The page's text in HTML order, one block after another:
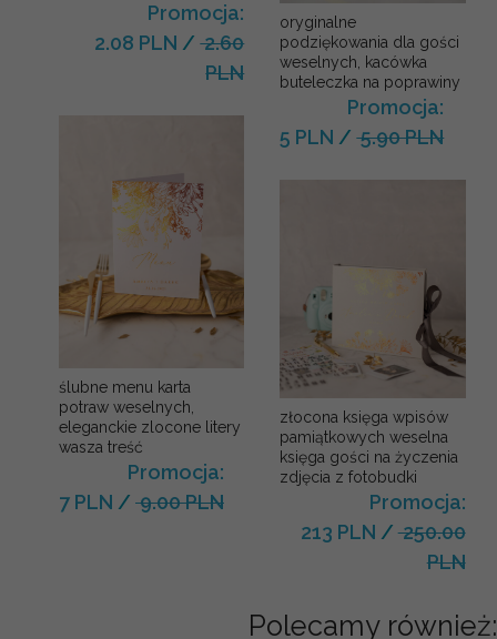
Promocja:
2.08 PLN /2.60
PLN
ślubne menu karta
potraw weselnych,
eleganckie zlocone litery
wasza treść
Promocja:
7 PLN / 9.00 PLN
oryginalne
podziękowania dla gości
weselnych, kacówka
buteleczka na poprawiny
Promocja:
5 PLN /5.90 PLN
złocona księga wpisów
pamiątkowych weselna
księga gości na życzenia
zdjęcia z fotobudki
Promocja:
213 PLN /250.00
PLN
Polecamy również: